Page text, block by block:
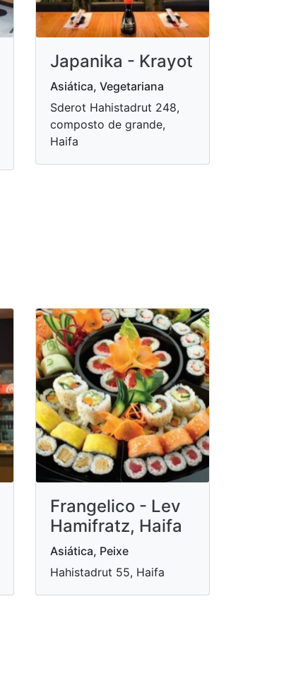
Japanika - Krayot
Asiática, Vegetariana
Sderot Hahistadrut 248,
composto de grande,
Haifa
Frangelico - Lev
Hamifratz, Haifa
Asiática, Peixe
Hahistadrut 55, Haifa